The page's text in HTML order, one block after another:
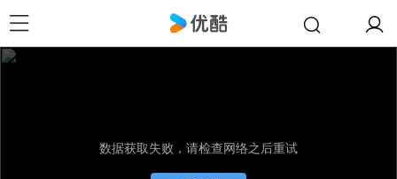
数据获取失败，请检查网络之后重试